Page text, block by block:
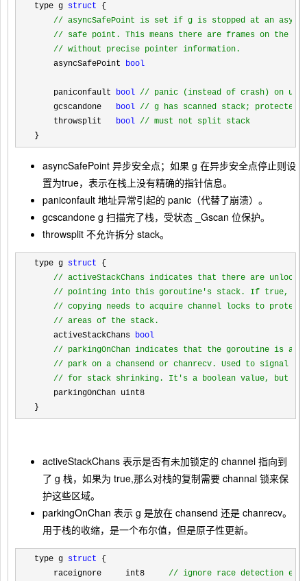
type g struct {
// asyncSafePoint is set if g is stopped at an
// safe point. This means there are frames on the
// without precise pointer information.
    asyncSafePoint
bool
    paniconfault
bool // panic (instead of crash) on
    gcscandone
bool // g has scanned stack; protected
    throwsplit
bool // must not split stack
}
asyncSafePoint 异步安全点；如果 g 在异步安全点停止则设
置为true，表示在栈上没有精确的指针信息。
paniconfault 地址异常引起的 panic（代替了崩溃）。
gcscandone g 扫描完了栈，受状态 _Gscan 位保护。
throwsplit 不允许拆分 stack。
type g struct {
// activeStackChans indicates that there are
// pointing into this goroutine's stack. If true,
// copying needs to acquire channel locks to protect
// areas of the stack.
    activeStackChans
bool
// parkingOnChan indicates that the goroutine is
// park on a chansend or chanrecv. Used to signal
// for stack shrinking. It's a boolean value, but is
    parkingOnChan uint8
}
activeStackChans 表示是否有未加锁定的 channel 指向到
了 g 栈，如果为 true,那么对栈的复制需要 channal 锁来保
护这些区域。
parkingOnChan 表示 g 是放在 chansend 还是 chanrecv。
用于栈的收缩，是一个布尔值，但是原子性更新。
type g struct {
    raceignore     int8
// ignore race detection